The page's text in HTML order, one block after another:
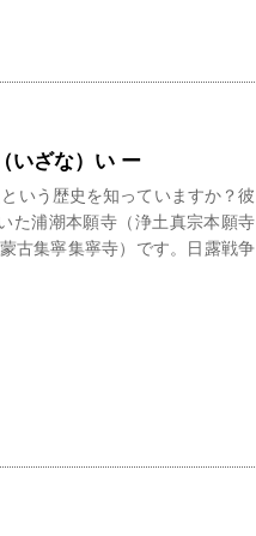
いざな）い ー
いう歴史を知っていますか？彼
た浦潮本願寺（浄土真宗本願寺
古集寧集寧寺）です。日露戦争